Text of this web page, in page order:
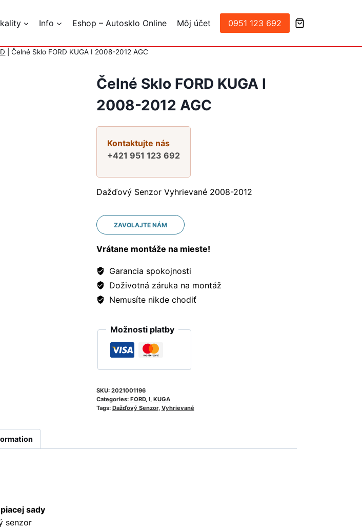
Info Eshop – Autosklo Online Môj účet 0951 123 692
|Čelné Sklo FORD KUGA I 2008-2012 AGC
Čelné Sklo FORD KUGA I
2008-2012 AGC
Kontaktujte nás
+421 951 123 692
Dažďový Senzor Vyhrievané 2008-2012
ZAVOLAJTE NÁM
Vrátane montáže na mieste!
Garancia spokojnosti
Doživotná záruka na montáž
Nemusíte nikde chodiť
Možnosti platby
SKU: 2021001196
Categories: FORD, I, KUGA
Tags: Dažďový Senzor, Vyhrievané
sady
senzor